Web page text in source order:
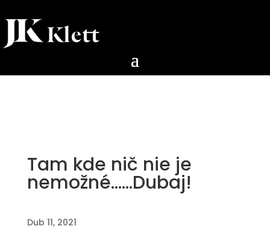
Tam kde nič nie je
nemožné……Dubaj!
Dub 11, 2021